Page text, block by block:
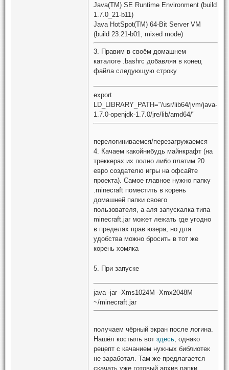
Java(TM) SE Runtime Environment (build
1.7.0_21-b11)
Java HotSpot(TM) 64-Bit Server VM
(build 23.21-b01, mixed mode)
3. Правим в своём домашнем
каталоге .bashrc добавляя в конец
файла следующую строку
export
LD_LIBRARY_PATH="/usr/lib64/jvm/java-
1.7.0-openjdk-1.7.0/jre/lib/amd64/"
перелогиниваемся/перезагружаемся
4. Качаем какойнибудь майнкрафт (на
треккерах их полно либо платим 20
евро создателю игры на офсайте
проекта). Самое главное нужно папку
.minecraft поместить в корень
домашней папки своего
пользователя, а аля запускалка типа
minecraft.jar может лежать где угодно
в пределах прав юзера, но для
удобства можно бросить в тот же
корень хомяка
5. При запуске
java -jar -Xms1024M -Xmx2048M
~/minecraft.jar
получаем чёрный экран после логина.
Нашёл костыль вот здесь , однако
рецепт с качанием нужных библиотек
не заработал. Там же предлагается
скачать уже готовый архив папки